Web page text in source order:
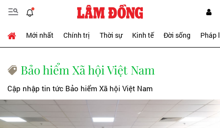
Mới nhất Chính trị Thời sự Kinh tế Đời sống Pháp
Bảo hiểm Xã hội Việt Nam
Cập nhập tin tức Bảo hiểm Xã hội Việt Nam